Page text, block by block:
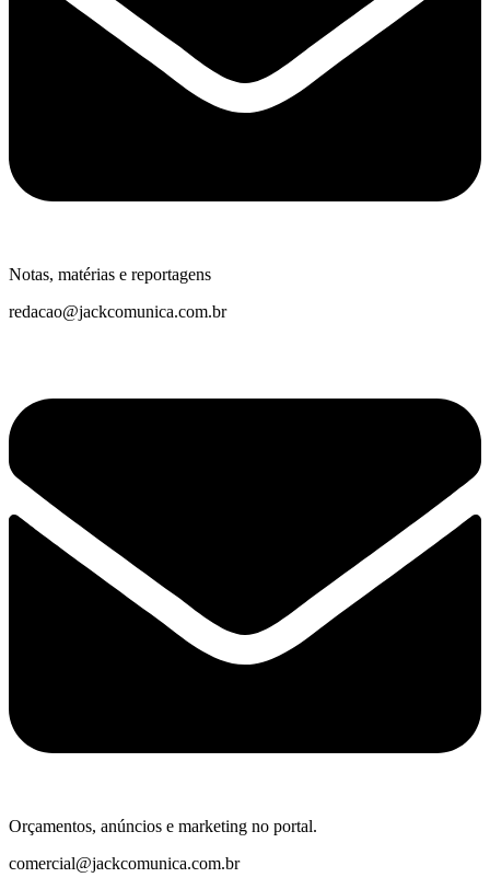
Notas, matérias e reportagens
redacao@jackcomunica.com.br
Orçamentos, anúncios e marketing no portal.
comercial@jackcomunica.com.br